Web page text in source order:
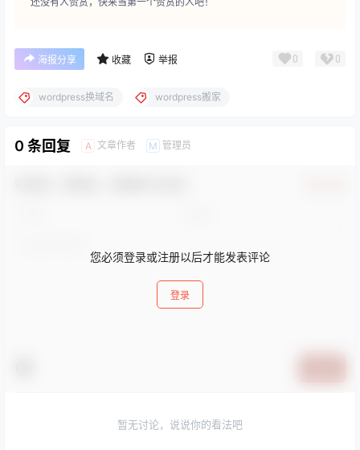
海报分享 收藏 举报 0 0
wordpress换域名 wordpress搬家
0 条回复 A 文章作者 M 管理员
您必须登录或注册以后才能发表评论
登录
暂无讨论，说说你的看法吧